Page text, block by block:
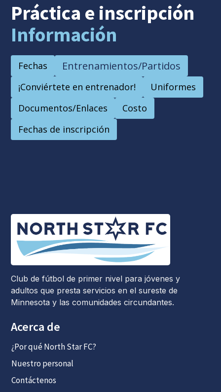
Práctica e inscripción
Información
Fechas Entrenamientos/Partidos
¡Conviértete en entrenador!
Uniformes
Documentos/Enlaces
Costo
Fechas de inscripción
Club de fútbol de primer nivel para jóvenes y
adultos que presta servicios en el sureste de
Minnesota y las comunidades circundantes.
Acerca de
¿Por qué North Star FC?
Nuestro personal
Contáctenos